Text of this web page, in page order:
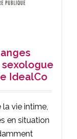
sexologue
IdealCo
vie intime,
en situation